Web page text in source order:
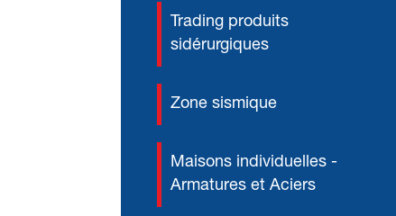
Trading produits
sidérurgiques
Zone sismique
Maisons individuelles -
Armatures et Aciers